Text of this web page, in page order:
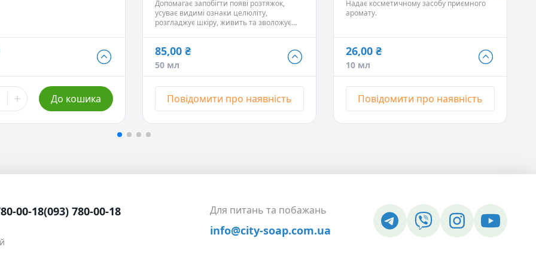
До кошика
Запобігає появі розтяжок.
Усуває прояви целюліту.
Запобігає появі лупи.
Чудово справляється зі шрамами після
вугрів, загоює порізи.
Активно захищає шкіру від вітру, морозу,
перепадів температур.
Допомагає запобігти появі розтяжок,
усуває видимі ознаки целюліту,
розгладжує шкіру, живить та зволожує
85,00 ₴
50 мл
85,00 ₴
50 мл
638,00 ₴
500 мл- Немає в наявності
Повідомити про наявність
Надає косметичному засобу приємного
аромату.
26,00 ₴
10 мл
26,00 ₴
10 мл
91,00 ₴
50 мл- Немає в наявності
Повідомити про наявність
00-18(093) 780-00-18 Для питань та побажань
info@city-soap.com.ua